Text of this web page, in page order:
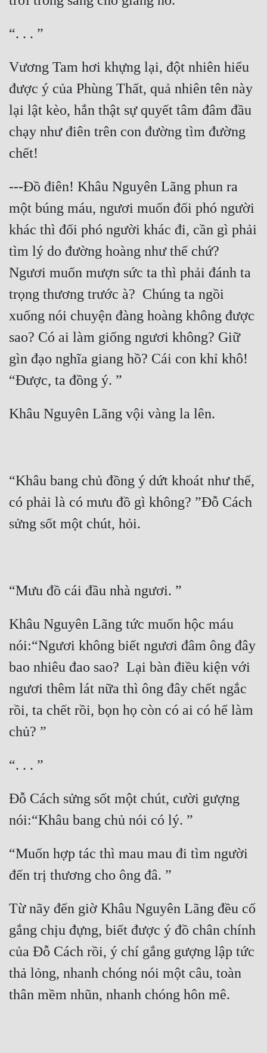
Vương Tam hơi khựng lại, đột nhiên hiểu
được ý của Phùng Thất, quả nhiên tên này
lại lật kèo, hắn thật sự quyết tâm đâm đầu
chạy như điên trên con đường tìm đường
---Đồ điên! Khâu Nguyên Lãng phun ra
một búng máu, ngươi muốn đối phó người
khác thì đối phó người khác đi, cần gì phải
tìm lý do đường hoàng như thế chứ?
Ngươi muốn mượn sức ta thì phải đánh ta
trọng thương trước à?  Chúng ta ngồi
xuống nói chuyện đàng hoàng không được
sao? Có ai làm giống ngươi không? Giữ
gìn đạo nghĩa giang hồ? Cái con khỉ khô!
“Khâu bang chủ đồng ý dứt khoát như thế,
có phải là có mưu đồ gì không? ”Đỗ Cách
Khâu Nguyên Lãng tức muốn hộc máu
nói:“Ngươi không biết ngươi đâm ông đây
bao nhiêu đao sao?  Lại bàn điều kiện với
ngươi thêm lát nữa thì ông đây chết ngắc
rồi, ta chết rồi, bọn họ còn có ai có hể làm
Đỗ Cách sửng sốt một chút, cười gượng
“Muốn hợp tác thì mau mau đi tìm người
Từ nãy đến giờ Khâu Nguyên Lãng đều cố
gắng chịu đựng, biết được ý đồ chân chính
của Đỗ Cách rồi, ý chí gắng gượng lập tức
thả lỏng, nhanh chóng nói một câu, toàn